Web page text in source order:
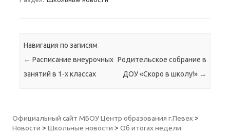
Навигация по записям
← Расписание внеурочных
занятий в 1-х классах
Родительское собрание в
ДОУ «Скоро в школу!» →
Официальный сайт МБОУ Центр образования г.Певек>
Новости > Школьные новости > Об итогах недели